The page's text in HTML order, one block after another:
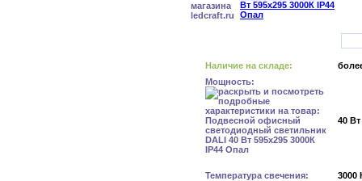
Наличие на складе:
Мощность:
40 Вт
Температура свечения:
3000